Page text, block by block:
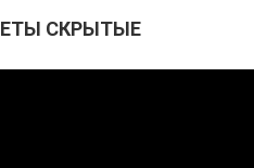
СКРЫТЫЕ